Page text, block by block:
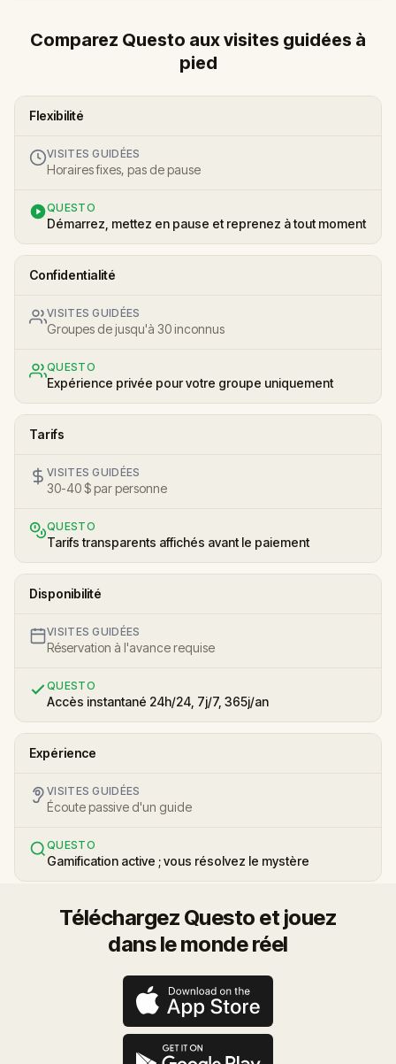
Comparez Questo aux visites guidées à
pied
Flexibilité
VISITES GUIDÉES
Horaires fixes, pas de pause
QUESTO
Démarrez, mettez en pause et reprenez à tout moment
Confidentialité
VISITES GUIDÉES
Groupes de jusqu'à 30 inconnus
QUESTO
Expérience privée pour votre groupe uniquement
Tarifs
VISITES GUIDÉES
30-40 $ par personne
QUESTO
Tarifs transparents affichés avant le paiement
Disponibilité
VISITES GUIDÉES
Réservation à l'avance requise
QUESTO
Accès instantané 24h/24, 7j/7, 365j/an
Expérience
VISITES GUIDÉES
Écoute passive d'un guide
QUESTO
Gamification active ; vous résolvez le mystère
Téléchargez Questo et jouez
dans le monde réel